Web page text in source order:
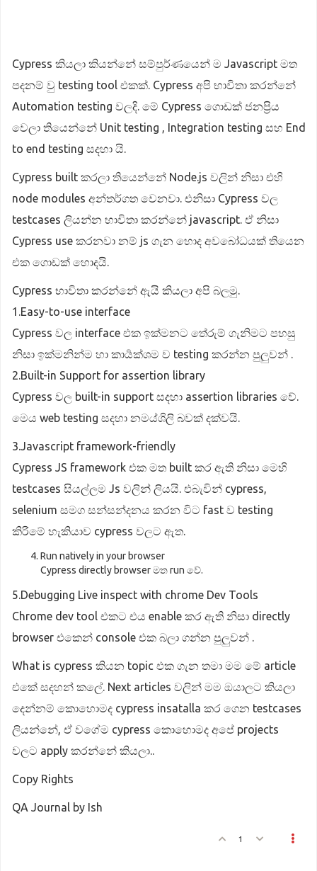
Cypress කියලා කියන්නේ සම්පුර්ණයෙන් ම Javascript මත
පදනම් වු testing tool එකක්. Cypress අපි භාවිතා කරන්නේ
Automation testing වලදි. මේ Cypress ගොඩක් ජනප්‍රිය
වෙලා තියෙන්නේ Unit testing , Integration testing සහ End
to end testing සදහා යි.
Cypress built කරලා තියෙන්නේ Node.js වලින් නිසා එහි
node modules අන්තර්ගත වෙනවා. එනිසා Cypress වල
testcases ලියන්න භාවිතා කරන්නේ javascript. ඒ නිසා
Cypress use කරනවා නම් js ගැන හොද අවබෝධයක් තියෙන
එක ගොඩක් හොදයි.
Cypress භාවිතා කරන්නේ ඇයි කියලා අපි බලමු.
1.Easy-to-use interface
Cypress වල interface එක ඉක්මනට තේරුම් ගැනිමට පහසු
නිසා ඉක්මනින්ම හා කාර්‍යක්ශම ව testing කරන්න පුලුවන් .
2.Built-in Support for assertion library
Cypress වල built-in support සදහා assertion libraries වේ.
මෙය web testing සදහා නමය්ශිලි බවක් දක්වයි.
3.Javascript framework-friendly
Cypress JS framework එක මත built කර ඇති නිසා මෙහි
testcases සියල්ලම Js වලින් ලියයි. එබැවින් cypress,
selenium සමග සන්සන්දනය කරන විට fast ව testing
කිරිමේ හැකියාව cypress වලට ඇත.
Run natively in your browser
Cypress directly browser මත run වේ.
5.Debugging Live inspect with chrome Dev Tools
Chrome dev tool එකට එය enable කර ඇති නිසා directly
browser එකෙන් console එක බලා ගන්න පුලුවන් .
What is cypress කියන topic එක ගැන තමා මම මේ article
එකේ සදහන් කලේ. Next articles වලින් මම ඔයාලට කියලා
දෙන්නම් කොහොමද cypress insatalla කර ගෙන testcases
ලියන්නේ, ඒ වගේම cypress කොහොමද අපේ projects
වලට apply කරන්නේ කියලා..
Copy Rights
QA Journal by Ish
1